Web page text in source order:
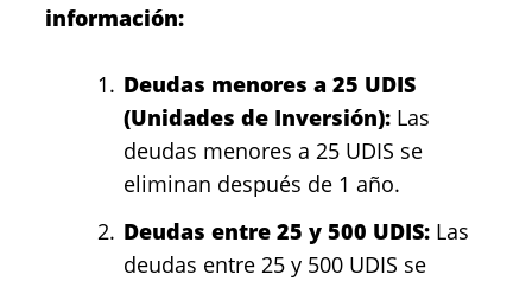
información:
Deudas menores a 25 UDIS
(Unidades de Inversión): Las
deudas menores a 25 UDIS se
eliminan después de 1 año.
Deudas entre 25 y 500 UDIS: Las
deudas entre 25 y 500 UDIS se